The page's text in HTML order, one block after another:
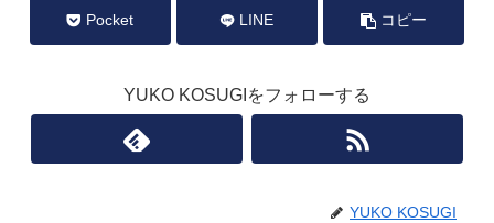
Pocket LINE コピー
YUKO KOSUGIをフォローする
YUKO KOSUGI